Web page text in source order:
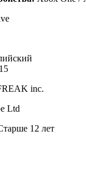
inc.
Ltd
12 лет